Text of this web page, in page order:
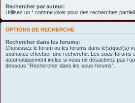
Rechercher par auteur:
Utilisez un * comme joker pour des recherches
OPTIONS DE RECHERCHE
Rechercher dans les forums:
Choisissez le forum ou les forums dans le(s)quel(s)
souhaitez effectuer une recherche. Les sous-forums
automatiquement inclus si vous ne désactivez pas
dessous “Rechercher dans les sous-forums”.